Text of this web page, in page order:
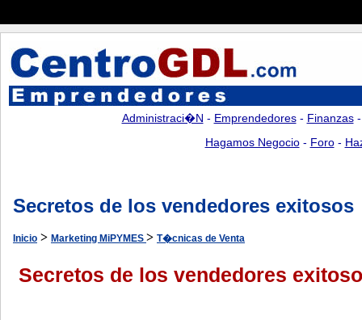
Administraci�n - Emprendedores- Finanzas
Hagamos Negocio- Foro-
Secretos de los vendedores exitosos
Inicio > Marketing MiPYMES > T�cnicas de Venta
Secretos de los vendedores